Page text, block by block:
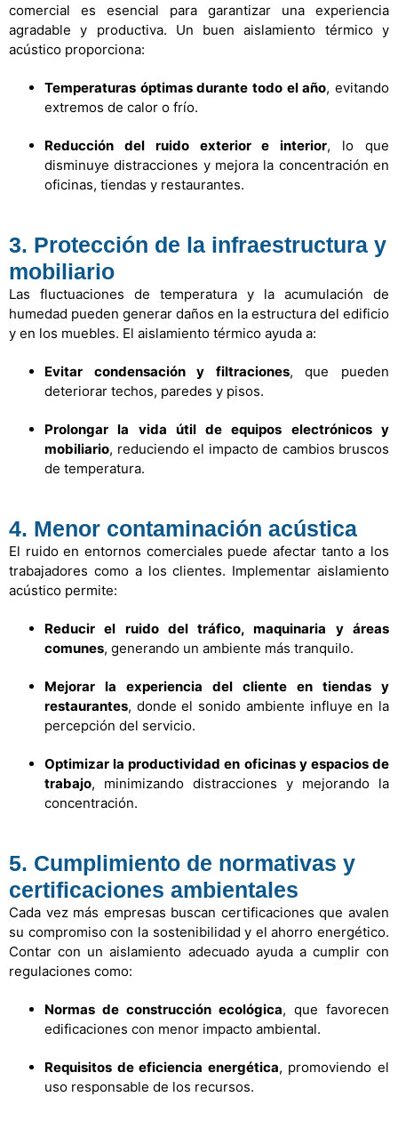
comercial es esencial para garantizar una experiencia
agradable y productiva. Un buen aislamiento térmico y
acústico proporciona:
Temperaturas óptimas durante todo el año, evitando
extremos de calor o frío.
Reducción del ruido exterior e interior, lo que
disminuye distracciones y mejora la concentración en
oficinas, tiendas y restaurantes.
3. Protección de la infraestructura y
mobiliario
Las fluctuaciones de temperatura y la acumulación de
humedad pueden generar daños en la estructura del edificio
y en los muebles. El aislamiento térmico ayuda a:
Evitar condensación y filtraciones, que pueden
deteriorar techos, paredes y pisos.
Prolongar la vida útil de equipos electrónicos y
mobiliario, reduciendo el impacto de cambios bruscos
de temperatura.
4. Menor contaminación acústica
El ruido en entornos comerciales puede afectar tanto a los
trabajadores como a los clientes. Implementar aislamiento
acústico permite:
Reducir el ruido del tráfico, maquinaria y áreas
comunes, generando un ambiente más tranquilo.
Mejorar la experiencia del cliente en tiendas y
restaurantes, donde el sonido ambiente influye en la
percepción del servicio.
Optimizar la productividad en oficinas y espacios de
trabajo, minimizando distracciones y mejorando la
concentración.
5. Cumplimiento de normativas y
certificaciones ambientales
Cada vez más empresas buscan certificaciones que avalen
su compromiso con la sostenibilidad y el ahorro energético.
Contar con un aislamiento adecuado ayuda a cumplir con
regulaciones como:
Normas de construcción ecológica, que favorecen
edificaciones con menor impacto ambiental.
Requisitos de eficiencia energética, promoviendo el
uso responsable de los recursos.